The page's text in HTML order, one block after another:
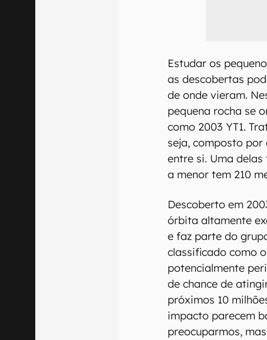
Estudar os
as descobertas
de onde vieram.
pequena rocha se
como 2003 YT1.
seja, composto
entre si. Uma
a menor tem 210
Descoberto em
órbita altamente
e faz parte do
classificado como
potencialmente
de chance de
próximos 10
impacto parecem
preocuparmos,